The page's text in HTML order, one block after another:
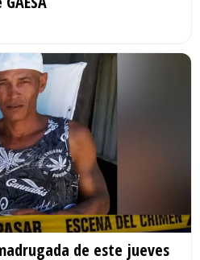
de este jueves